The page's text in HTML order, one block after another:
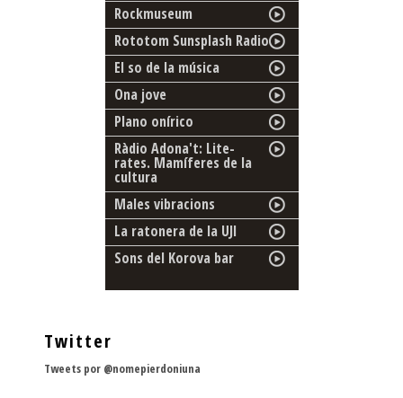
Rockmuseum
Rototom Sunsplash Radio
El so de la música
Ona jove
Plano onírico
Ràdio Adona't: Lite-
rates. Mamíferes de la
cultura
Males vibracions
La ratonera de la UJI
Sons del Korova bar
Twitter
Tweets por @nomepierdoniuna